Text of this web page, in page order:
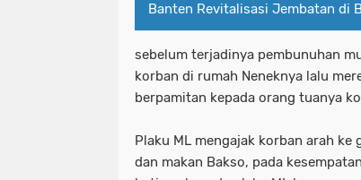
Banten Revitalisasi Jembatan di
sebelum terjadinya pembunuhan
korban di rumah Neneknya lalu
berpamitan kepada orang tuanya
Plaku ML mengajak korban arah
dan makan Bakso, pada